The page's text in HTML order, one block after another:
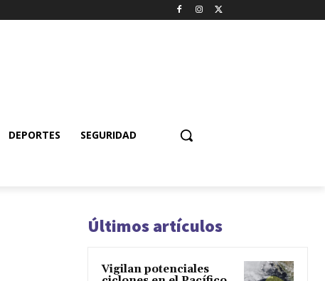
DEPORTES SEGURIDAD
Últimos artículos
Vigilan potenciales